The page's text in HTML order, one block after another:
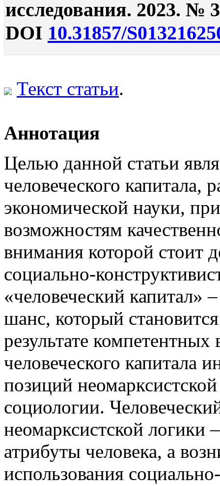
исследования. 2023. №
DOI 10.31857/
Текст статьи.
Аннотация
Целью данной статьи
человеческого капитала,
экономической науки,
возможностям
внимания которой стоит
социально-
«человеческий капитал»
шанс, который
результате
человеческого капитала
позиций
социологии.
неомарксистской логики
атрибуты человека, а
использования